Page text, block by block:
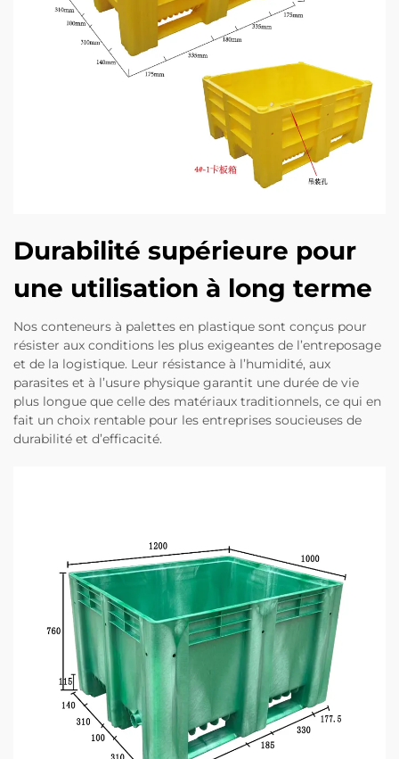
Durabilité supérieure pour
une utilisation à long terme
Nos conteneurs à palettes en plastique sont conçus pour
résister aux conditions les plus exigeantes de l’entreposage
et de la logistique. Leur résistance à l’humidité, aux
parasites et à l’usure physique garantit une durée de vie
plus longue que celle des matériaux traditionnels, ce qui en
fait un choix rentable pour les entreprises soucieuses de
durabilité et d’efficacité.